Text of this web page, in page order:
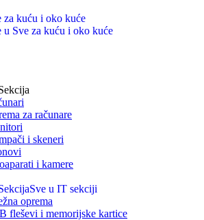
za kuću i oko kuće
u Sve za kuću i oko kuće
za računare
i skeneri
i kamere
Sve u IT sekciji
oprema
fleševi i memorijske kartice